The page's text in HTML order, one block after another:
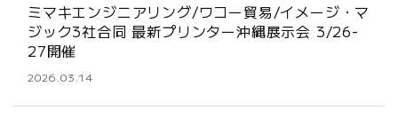
ミマキエンジニアリング/ワコー貿易/イメージ・マ
ジック3社合同 最新プリンター沖縄展示会 3/26-
27開催
2026.03.14